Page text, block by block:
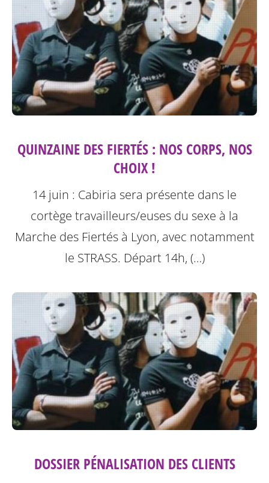
QUINZAINE DES FIERTÉS : NOS CORPS, NOS
CHOIX !
14 juin : Cabiria sera présente dans le
cortège travailleurs/euses du sexe à la
Marche des Fiertés à Lyon, avec notamment
le STRASS. Départ 14h, (…)
DOSSIER PÉNALISATION DES CLIENTS